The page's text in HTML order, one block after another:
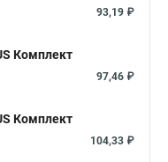
93,19 ₽
Комплект
97,46 ₽
Комплект
104,33 ₽